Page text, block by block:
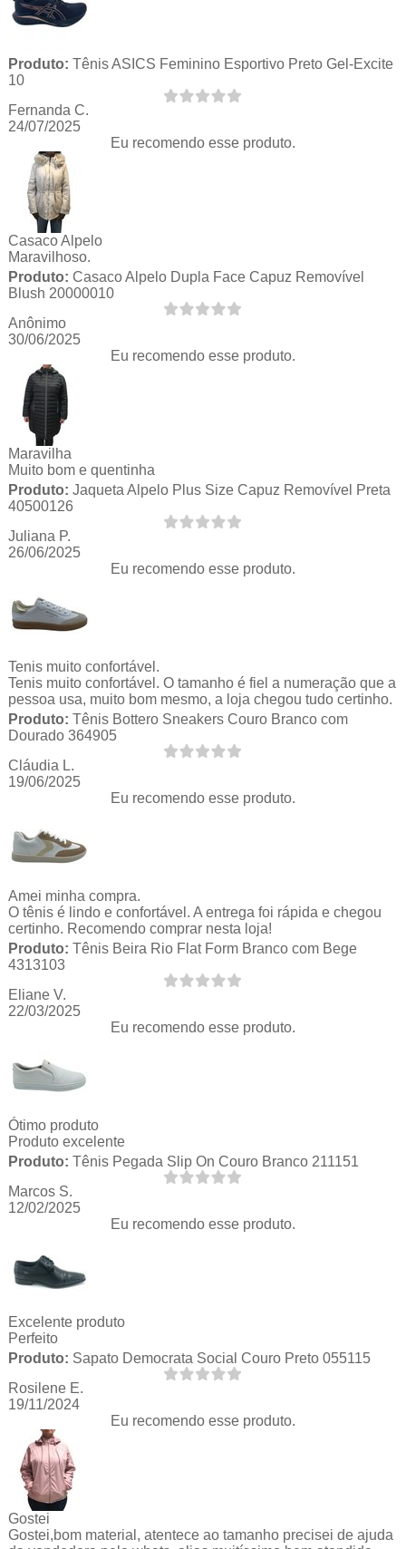
Produto: Tênis ASICS Feminino Esportivo Preto Gel-Excite
10
Fernanda C.
24/07/2025
Eu recomendo esse produto.
Casaco Alpelo
Maravilhoso.
Produto: Casaco Alpelo Dupla Face Capuz Removível
Blush 20000010
Anônimo
30/06/2025
Eu recomendo esse produto.
Maravilha
Muito bom e quentinha
Produto: Jaqueta Alpelo Plus Size Capuz Removível Preta
40500126
Juliana P.
26/06/2025
Eu recomendo esse produto.
Tenis muito confortável.
Tenis muito confortável. O tamanho é fiel a numeração que a
pessoa usa, muito bom mesmo, a loja chegou tudo certinho.
Produto: Tênis Bottero Sneakers Couro Branco com
Dourado 364905
Cláudia L.
19/06/2025
Eu recomendo esse produto.
Amei minha compra.
O tênis é lindo e confortável. A entrega foi rápida e chegou
certinho. Recomendo comprar nesta loja!
Produto: Tênis Beira Rio Flat Form Branco com Bege
4313103
Eliane V.
22/03/2025
Eu recomendo esse produto.
Ótimo produto
Produto excelente
Produto: Tênis Pegada Slip On Couro Branco 211151
Marcos S.
12/02/2025
Eu recomendo esse produto.
Excelente produto
Perfeito
Produto: Sapato Democrata Social Couro Preto 055115
Rosilene E.
19/11/2024
Eu recomendo esse produto.
Gostei
Gostei,bom material, atentece ao tamanho precisei de ajuda